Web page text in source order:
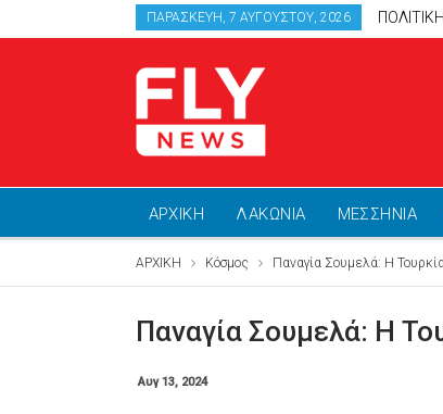
ΠΑΡΑΣΚΕΥΉ, 7 ΑΥΓΟΎΣΤΟΥ, 2026 ΠΟΛΙΤΙΚΗ
ΑΡΧΙΚΗ ΛΑΚΩΝΙΑ ΜΕΣΣΗΝΙΑ
ΑΡΧΙΚΗ Κόσμος Παναγία Σουμελά: Η
Παναγία Σουμελά: Η
Αυγ 13, 2024